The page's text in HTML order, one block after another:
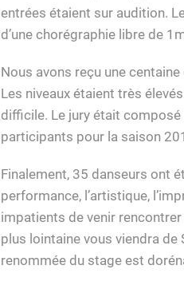
entrées étaient sur audition.
d’une chorégraphie libre de
Nous avons reçu une
Les niveaux étaient très
difficile. Le jury était
participants pour la saison
Finalement, 35 danseurs ont
performance, l’artistique,
impatients de venir
plus lointaine vous viendra
renommée du stage est